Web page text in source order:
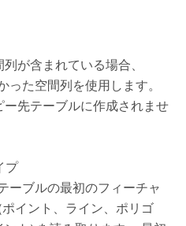
が含まれている場合、
った空間列を使用します。
先テーブルに作成されませ
プ
ーブルの最初のフィーチャ
イント、ライン、ポリゴ